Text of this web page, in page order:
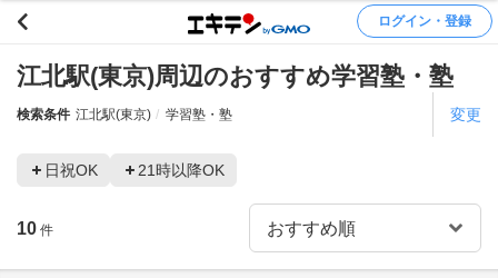
ログイン・登録
江北駅(東京)周辺のおすすめ学習塾・塾
検索条件 江北駅(東京) 学習塾・塾 変更
日祝OK 21時以降OK
10 件